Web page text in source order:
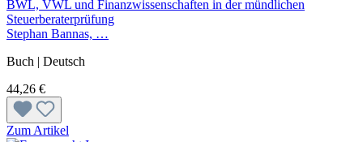
BWL, VWL und Finanzwissenschaften in der mündlichen
Steuerberaterprüfung
Stephan Bannas, …
Buch | Deutsch
44,26 €
Zum Artikel